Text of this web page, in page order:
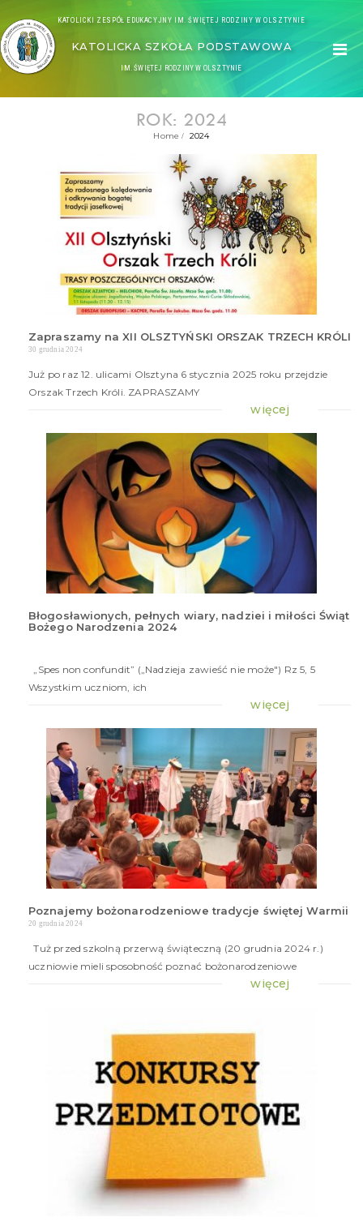
KATOLICKI ZESPÓŁ EDUKACYJNY IM. ŚWIĘTEJ RODZINY W OLSZTYNIE
KATOLICKA SZKOŁA PODSTAWOWA
IM. ŚWIĘTEJ RODZINY W OLSZTYNIE
ROK: 2024
Home 2024
Zapraszamy na XII OLSZTYŃSKI ORSZAK TRZECH KRÓLI
30 grudnia 2024
Już po raz 12. ulicami Olsztyna 6 stycznia 2025 roku przejdzie
Orszak Trzech Króli. ZAPRASZAMY
więcej
Błogosławionych, pełnych wiary, nadziei i miłości Świąt
Bożego Narodzenia 2024
„Spes non confundit” („Nadzieja zawieść nie może") Rz 5, 5
Wszystkim uczniom, ich
więcej
Poznajemy bożonarodzeniowe tradycje świętej Warmii
20 grudnia 2024
Tuż przed szkolną przerwą świąteczną (20 grudnia 2024 r.)
uczniowie mieli sposobność poznać bożonarodzeniowe
więcej